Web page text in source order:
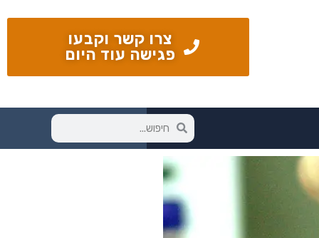
צרו קשר וקבעו
פגישה עוד היום